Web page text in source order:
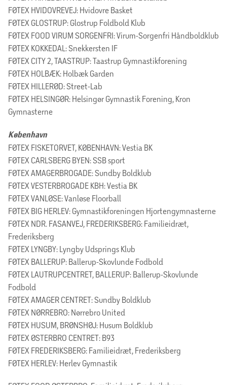
FØTEX HVIDOVREVEJ: Hvidovre Basket
FØTEX GLOSTRUP: Glostrup Foldbold Klub
FØTEX FOOD VIRUM SORGENFRI: Virum-Sorgenfri Håndboldklub
FØTEX KOKKEDAL: Snekkersten IF
FØTEX CITY 2, TAASTRUP: Taastrup Gymnastikforening
FØTEX HOLBÆK: Holbæk Garden
FØTEX HILLERØD: Street-Lab
FØTEX HELSINGØR: Helsingør Gymnastik Forening, Kron
Gymnasterne
København
FØTEX FISKETORVET, KØBENHAVN: Vestia BK
FØTEX CARLSBERG BYEN: SSB sport
FØTEX AMAGERBROGADE: Sundby Boldklub
FØTEX VESTERBROGADE KBH: Vestia BK
FØTEX VANLØSE: Vanløse Floorball
FØTEX BIG HERLEV: Gymnastikforeningen Hjortengymnasterne
FØTEX NDR. FASANVEJ, FREDERIKSBERG: Familieidræt,
Frederiksberg
FØTEX LYNGBY: Lyngby Udsprings Klub
FØTEX BALLERUP: Ballerup-Skovlunde Fodbold
FØTEX LAUTRUPCENTRET, BALLERUP: Ballerup-Skovlunde
Fodbold
FØTEX AMAGER CENTRET: Sundby Boldklub
FØTEX NØRREBRO: Nørrebro United
FØTEX HUSUM, BRØNSHØJ: Husum Boldklub
FØTEX ØSTERBRO CENTRET: B93
FØTEX FREDERIKSBERG: Familieidræt, Frederiksberg
FØTEX HERLEV: Herlev Gymnastik